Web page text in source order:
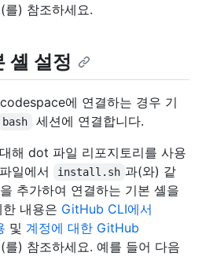
를) 참조하세요.
셸 설정
에 연결하는 경우 기
bash
세션에 연결합니다.
해 dot 파일 리포지토리를 사용
일에서
install.sh 과(와) 같
추가하여 연결하는 기본 셸을
내용은 GitHub CLI에서
및 계정에 대한 GitHub
를) 참조하세요. 예를 들어 다음